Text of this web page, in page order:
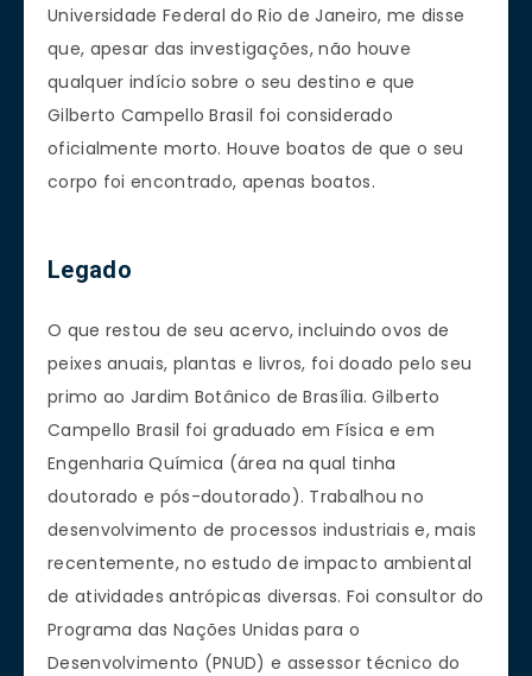
Universidade Federal do Rio de Janeiro, me disse
que, apesar das investigações, não houve
qualquer indício sobre o seu destino e que
Gilberto Campello Brasil foi considerado
oficialmente morto. Houve boatos de que o seu
corpo foi encontrado, apenas boatos.
Legado
O que restou de seu acervo, incluindo ovos de
peixes anuais, plantas e livros, foi doado pelo seu
primo ao Jardim Botânico de Brasília. Gilberto
Campello Brasil foi graduado em Física e em
Engenharia Química (área na qual tinha
doutorado e pós-doutorado). Trabalhou no
desenvolvimento de processos industriais e, mais
recentemente, no estudo de impacto ambiental
de atividades antrópicas diversas. Foi consultor do
Programa das Nações Unidas para o
Desenvolvimento (PNUD) e assessor técnico do